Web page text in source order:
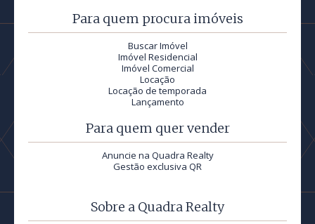
Para quem procura imóveis
Buscar Imóvel
Imóvel Residencial
Imóvel Comercial
Locação
Locação de temporada
Lançamento
Para quem quer vender
Anuncie na Quadra Realty
Gestão exclusiva QR
Sobre a Quadra Realty